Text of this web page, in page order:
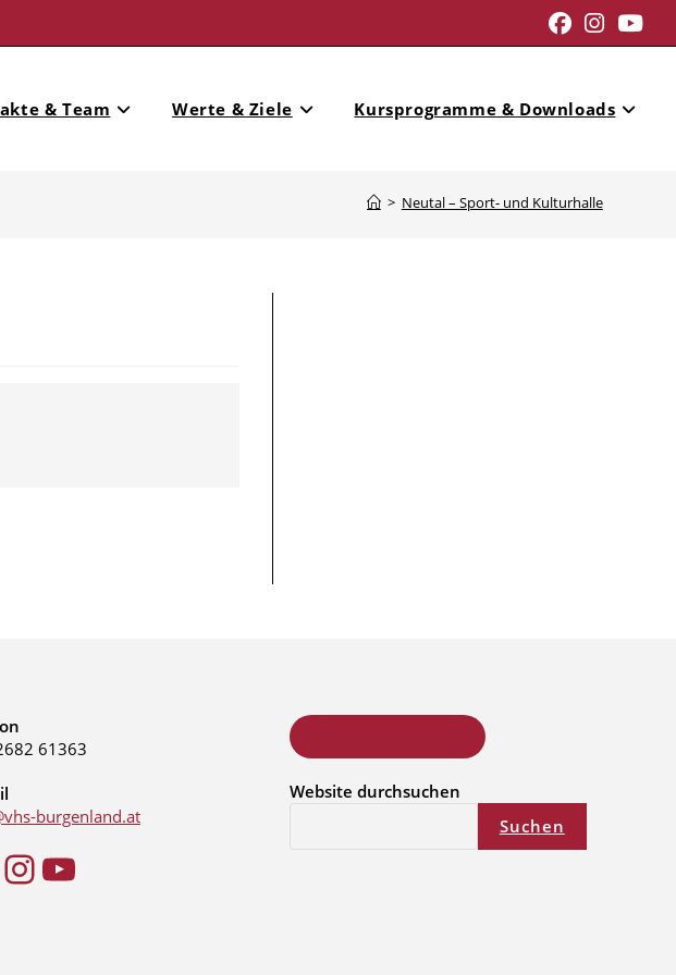
& Team Werte & Ziele Kursprogramme & Downloads
> Neutal – Sport- und Kulturhalle
61363
burgenland.at
InstagramYouTube
Website durchsuchen
Suchen